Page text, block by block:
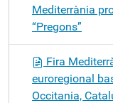
Mediterrània
“Pregons”
Fira
euroregional
Occitania,